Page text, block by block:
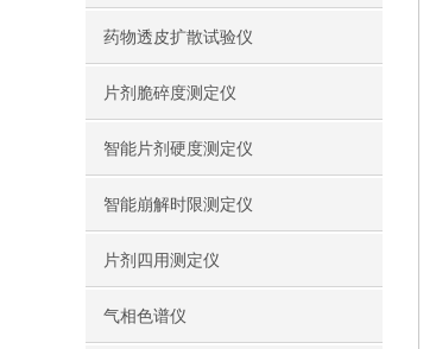
药物透皮扩散试验仪
片剂脆碎度测定仪
智能片剂硬度测定仪
智能崩解时限测定仪
片剂四用测定仪
气相色谱仪